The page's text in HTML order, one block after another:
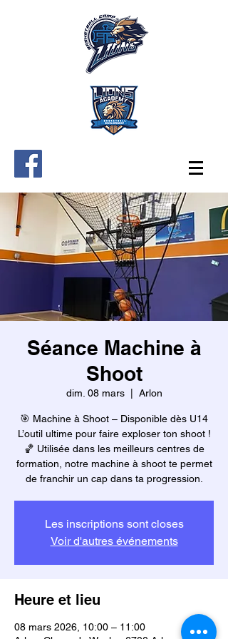
Séance Machine à
Shoot
dim. 08 mars
  |
Arlon
🎯 Machine à Shoot – Disponible dès U14
L’outil ultime pour faire exploser ton shoot !
🏀 Utilisée dans les meilleurs centres de
formation, notre machine à shoot te permet
de franchir un cap dans ta progression.
Les inscriptions sont closes
Voir d'autres événements
Heure et lieu
08 mars 2026, 10:00 – 11:00